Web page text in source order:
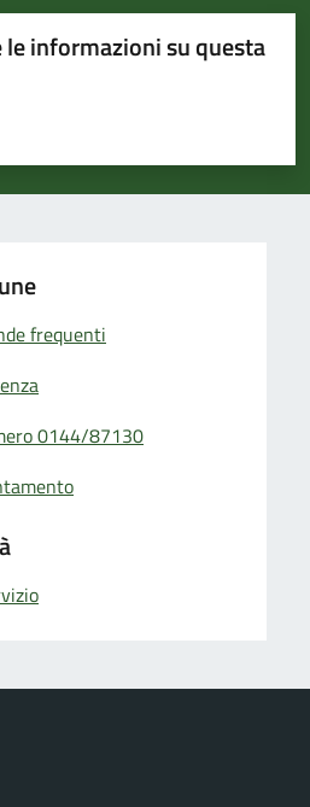
informazioni su questa
su 5
su 5
5
frequenti
0144/87130